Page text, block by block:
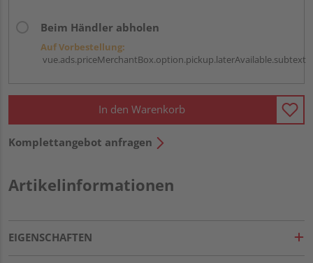
Beim Händler abholen
Auf Vorbestellung:
vue.ads.priceMerchantBox.option.pickup.laterAvailable.subtext
In den Warenkorb
Komplettangebot anfragen
Artikelinformationen
EIGENSCHAFTEN